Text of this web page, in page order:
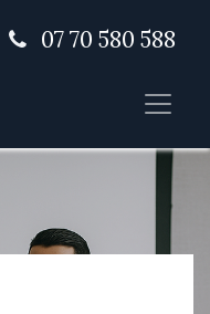
07 70 580 588